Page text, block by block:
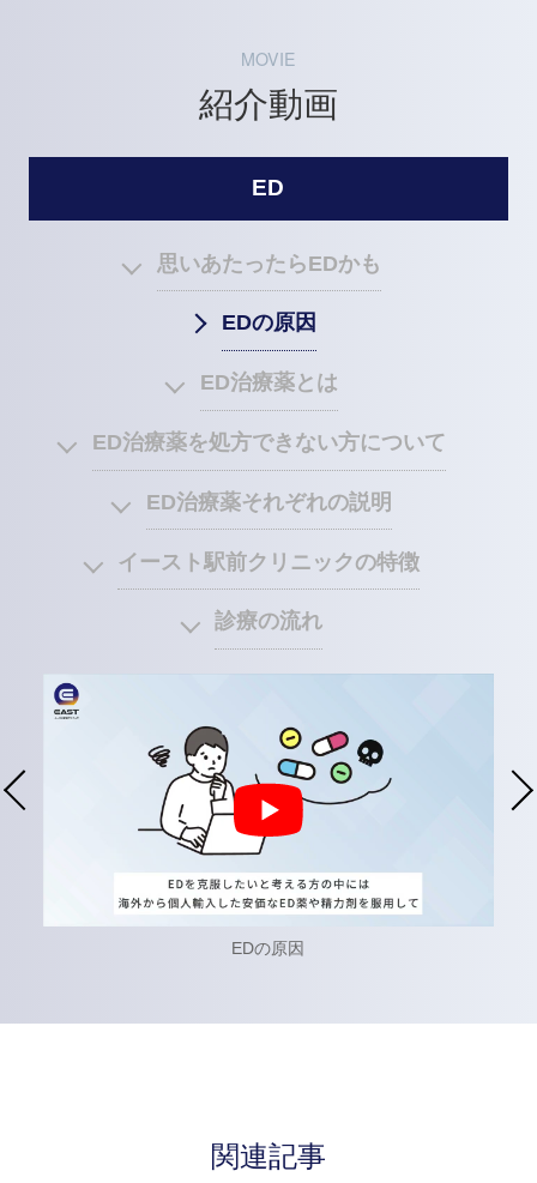
MOVIE
紹介動画
ED
思いあたったらEDかも
EDの原因
ED治療薬とは
ED治療薬を処方できない方について
ED治療薬それぞれの説明
イースト駅前クリニックの特徴
診療の流れ
EDの原因
関連記事